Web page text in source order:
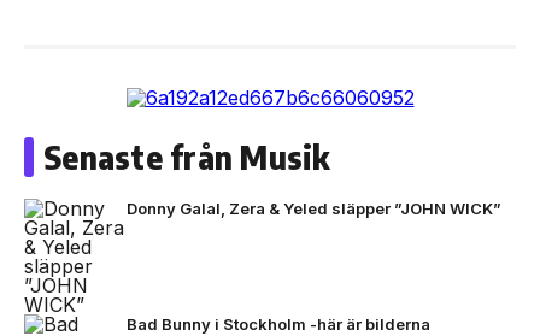
Senaste från Musik
Donny Galal, Zera & Yeled släpper ”JOHN WICK”
Bad Bunny i Stockholm -här är bilderna